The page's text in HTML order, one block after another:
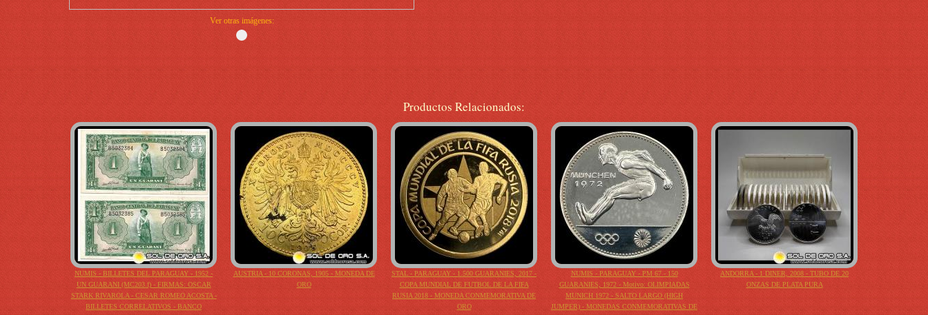
Ver otras imágenes:
Productos Relacionados:
NUMIS - BILLETES DEL PARAGUAY - 1952 -
UN GUARANI (MC203.f) - FIRMAS: OSCAR
STARK RIVAROLA - CESAR ROMEO ACOSTA -
BILLETES CORRELATIVOS - BANCO
AUSTRIA - 10 CORONAS, 1905 - MONEDA DE
ORO
STAL - PARAGUAY - 1.500 GUARANIES, 2017 -
COPA MUNDIAL DE FUTBOL DE LA FIFA
RUSIA 2018 - MONEDA CONMEMORATIVA DE
ORO
NUMIS - PARAGUAY - PM 67 - 150
GUARANIES, 1972 - Motivo: OLIMPIADAS
MUNICH 1972 - SALTO LARGO (HIGH
JUMPER) - MONEDAS CONMEMORATIVAS DE
ANDORRA - 1 DINER, 2008 - TUBO DE 20
ONZAS DE PLATA PURA